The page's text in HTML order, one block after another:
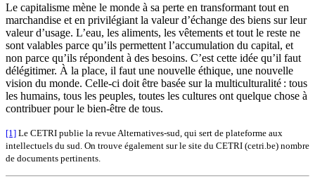
Le capitalisme mène le monde à sa perte en transformant tout en
marchandise et en privilégiant la valeur d’échange des biens sur leur
valeur d’usage. L’eau, les aliments, les vêtements et tout le reste ne
sont valables parce qu’ils permettent l’accumulation du capital, et
non parce qu’ils répondent à des besoins. C’est cette idée qu’il faut
délégitimer. À la place, il faut une nouvelle éthique, une nouvelle
vision du monde. Celle-ci doit être basée sur la multiculturalité : tous
les humains, tous les peuples, toutes les cultures ont quelque chose à
contribuer pour le bien-être de tous.
[1] Le CETRI publie la revue Alternatives-sud, qui sert de plateforme aux
intellectuels du sud. On trouve également sur le site du CETRI (cetri.be) nombre
de documents pertinents.